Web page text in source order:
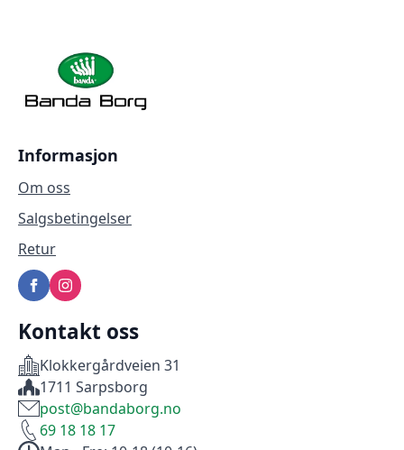
velges
produktsiden
Informasjon
Om oss
Salgsbetingelser
Retur
Kontakt oss
Klokkergårdveien 31
1711 Sarpsborg
post@bandaborg.no
69 18 18 17